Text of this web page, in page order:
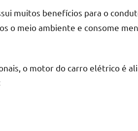
muitos benefícios para o
o meio ambiente e consome
o motor do carro elétrico é